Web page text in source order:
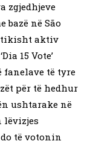
zgjedhjeve
bazë në São
aktiv
15 Vote’
fanelave të tyre
për të hedhur
ushtarake në
lëvizjes
të votonin